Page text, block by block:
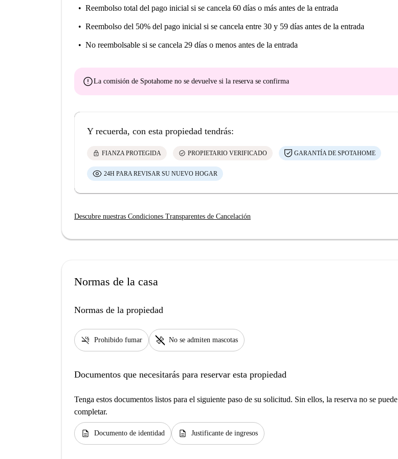
Reembolso total del pago inicial si se cancela 60 días o más antes de la entrada
Reembolso del 50% del pago inicial si se cancela entre 30 y 59 días antes de la entrada
No reembolsable si se cancela 29 días o menos antes de la entrada
errorLa comisión de Spotahome no se devuelve si la reserva se confirma
Y recuerda, con esta propiedad tendrás:
lock FIANZA PROTEGIDA check_circle PROPIETARIO VERIFICADO GARANTÍA DE SPOTAHOME
24H PARA REVISAR SU NUEVO HOGAR
Descubre nuestras Condiciones Transparentes de Cancelación
Normas de la casa
Normas de la propiedad
smoke_free Prohibido fumar pet_supplies No se admiten mascotas
Documentos que necesitarás para reservar esta propiedad
Tenga estos documentos listos para el siguiente paso de su solicitud. Sin ellos, la reserva no se puede
completar.
description Documento de identidad description Justificante de ingresos